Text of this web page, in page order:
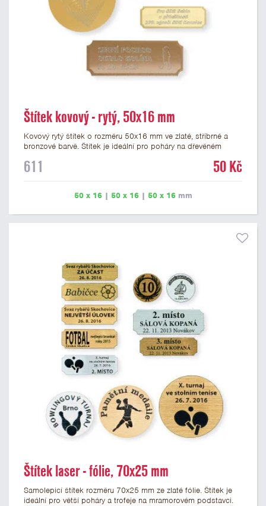
Štítek kovový - rytý, 50x16 mm
Kovový rytý štítek o rozměru 50x16 mm ve zlaté, stříbrné a
bronzové barvě. Štítek je ideální pro poháry na dřevěném
nebo text. U textu doporučujeme maximálně 3 řádky, aby byla
možné přiložit v prvním kroku objednávky.
611 50 Kč
50 x 16| 50 x 16| 50 x 16mm
Štítek laser - fólie, 70x25 mm
Samolepicí štítek rozměru 70x25 mm ze zlaté fólie. Štítek je
ideální pro větší poháry a trofeje na mramorovém podstavci.